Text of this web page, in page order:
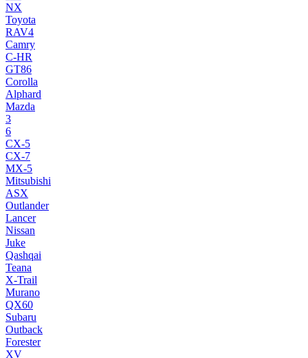
NX
Toyota
RAV4
Camry
C-HR
GT86
Corolla
Alphard
Mazda
3
6
CX-5
CX-7
MX-5
Mitsubishi
ASX
Outlander
Lancer
Nissan
Juke
Qashqai
Teana
X-Trail
Murano
QX60
Subaru
Outback
Forester
XV